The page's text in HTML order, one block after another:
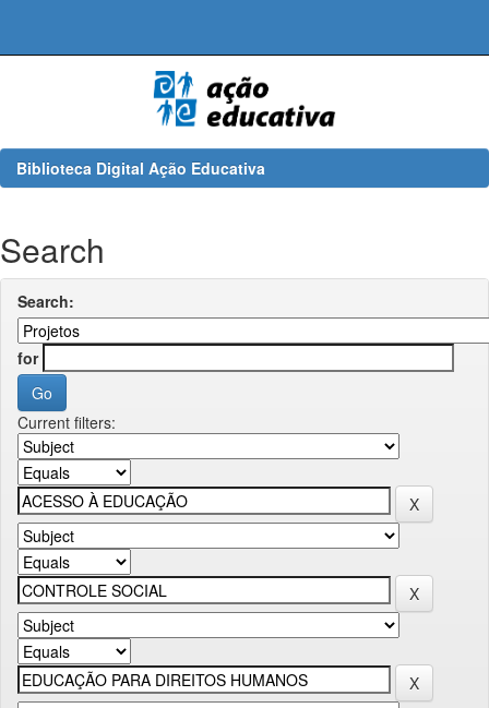
Biblioteca Digital Ação Educativa
Search
Search:
for
Current filters: